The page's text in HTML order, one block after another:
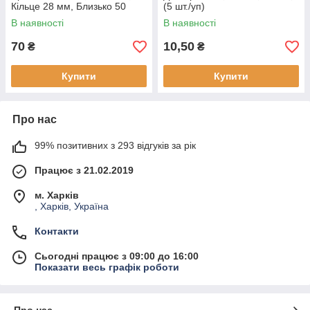
Кільце 28 мм, Близько 50
Основ, (1 набір)
В наявності
70 ₴
Купити
(5 шт./уп)
В наявності
10,50 ₴
Купити
Про нас
99% позитивних з 293 відгуків за рік
Працює з 21.02.2019
м. Харків
, Харків, Україна
Контакти
Сьогодні працює з 09:00 до 16:00
Показати весь графік роботи